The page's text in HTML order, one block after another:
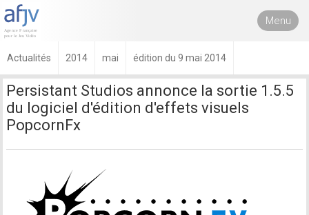
Menu
Actualités 2014 mai édition du 9 mai 2014
Persistant Studios annonce la sortie 1.5.5
du logiciel d'édition d'effets visuels
PopcornFx